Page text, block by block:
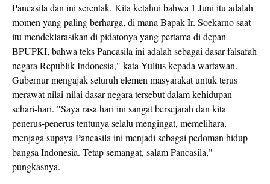
Pancasila dan ini serentak. Kita ketahui bahwa 1 Juni itu adalah
momen yang paling berharga, di mana Bapak Ir. Soekarno saat
itu mendeklarasikan di pidatonya yang pertama di depan
BPUPKI, bahwa teks Pancasila ini adalah sebagai dasar falsafah
negara Republik Indonesia," kata Yulius kepada wartawan.
Gubernur mengajak seluruh elemen masyarakat untuk terus
merawat nilai-nilai dasar negara tersebut dalam kehidupan
sehari-hari. "Saya rasa hari ini sangat bersejarah dan kita
penerus-penerus tentunya selalu mengingat, memelihara,
menjaga supaya Pancasila ini menjadi sebagai pedoman hidup
bangsa Indonesia. Tetap semangat, salam Pancasila,"
pungkasnya.